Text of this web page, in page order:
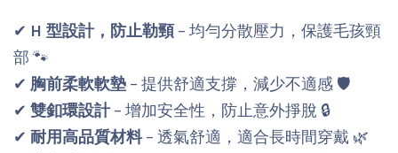
✔ H 型設計，防止勒頸– 均勻分散壓力，保護毛孩頸
部 🐾
✔ 胸前柔軟軟墊 – 提供舒適支撐，減少不適感 🛡️
✔ 雙釦環設計– 增加安全性，防止意外掙脫 🔒
✔ 耐用高品質材料– 透氣舒適，適合長時間穿戴 🌿